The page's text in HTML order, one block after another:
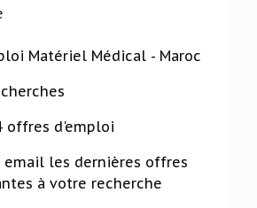
Matériel Médical - Maroc
offres d'emploi
email les dernières offres
à votre recherche